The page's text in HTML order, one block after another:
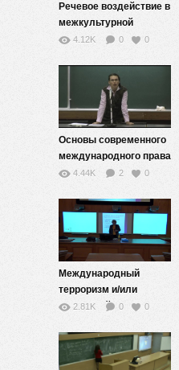
Речевое воздействие в
межкультурной
коммуникации — 5
4.12K 0 0
Основы современного
международного права
— 54.44K 2 0
Международный
терроризм и/или
взаимодействие
2.81K 0 0